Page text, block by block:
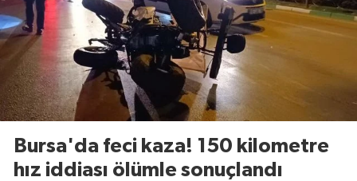
Bursa'da feci kaza! 150 kilometre
hız iddiası ölümle sonuçlandı